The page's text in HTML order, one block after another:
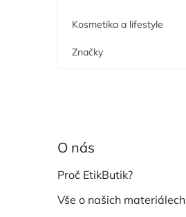
Kosmetika a lifestyle
Značky
O nás
Proč EtikButik?
Vše o našich materiálech